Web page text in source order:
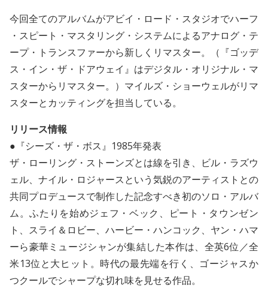
今回全てのアルバムがアビイ・ロード・スタジオでハーフ
・スピート・マスタリング・システムによるアナログ・テ
ープ・トランスファーから新しくリマスター。（『ゴッデ
ス・イン・ザ・ドアウェイ』はデジタル・オリジナル・マ
スターからリマスター。）マイルズ・ショーウェルがリマ
スターとカッティングを担当している。
リリース情報
●『シーズ・ザ・ボス』1985年発表
ザ・ローリング・ストーンズとは線を引き、ビル・ラズウ
ェル、ナイル・ロジャースという気鋭のアーティストとの
共同プロデュースで制作した記念すべき初のソロ・アルバ
ム。ふたりを始めジェフ・ベック、ピート・タウンゼン
ト、スライ＆ロビー、ハービー・ハンコック、ヤン・ハマ
ーら豪華ミュージシャンが集結した本作は、全英6位／全
米13位と大ヒット。時代の最先端を行く、ゴージャスか
つクールでシャープな切れ味を見せる作品。